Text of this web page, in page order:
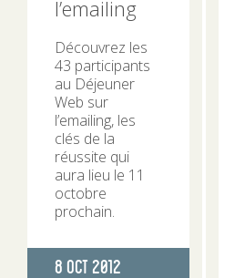
l’emailing
Découvrez les
43 participants
au Déjeuner
Web sur
l’emailing, les
clés de la
réussite qui
aura lieu le 11
octobre
prochain.
Publié
8 Oct 2012